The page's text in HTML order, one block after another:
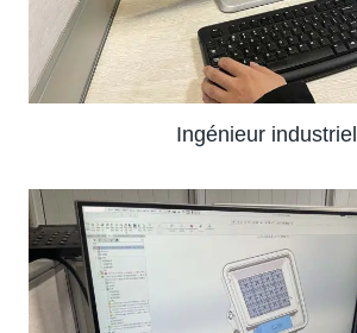
Ingénieur industriel